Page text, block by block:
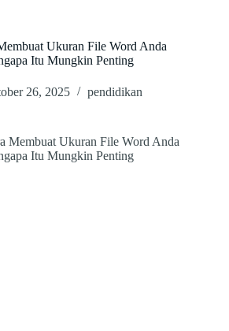
Ukuran File Word Anda
Itu Mungkin Penting
26, 2025 pendidikan